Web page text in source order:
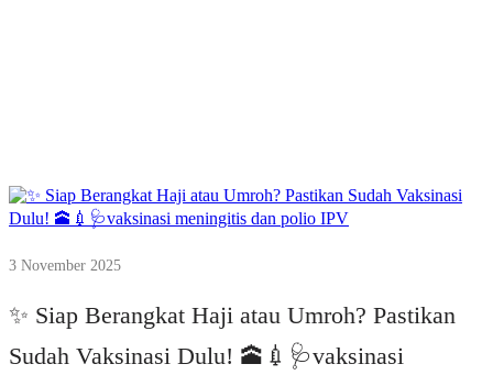
3 November 2025
✨ Siap Berangkat Haji atau Umroh? Pastikan
Sudah Vaksinasi Dulu! 🕋💉🩺vaksinasi